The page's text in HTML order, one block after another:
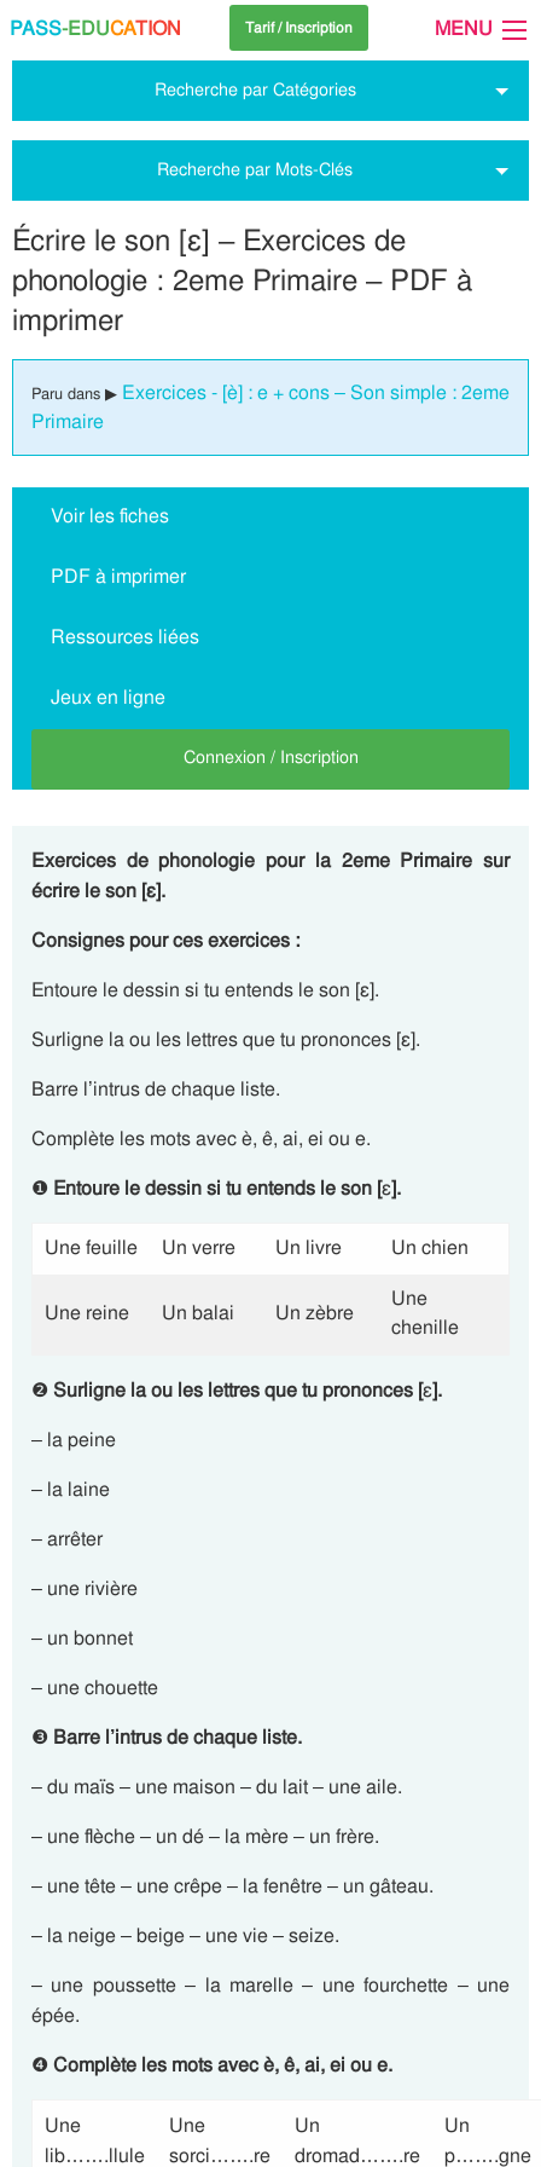
PASS-EDUCATION Tarif / Inscription MENU
Recherche par Catégories
Recherche par Mots-Clés
Écrire le son [ɛ] – Exercices de
phonologie : 2eme Primaire – PDF à
imprimer
Paru dans ▶ Exercices - [è] : e + cons – Son simple : 2eme
Primaire
Voir les fiches
PDF à imprimer
Ressources liées
Jeux en ligne
Connexion / Inscription
Exercices de phonologie pour la 2eme Primaire sur
écrire le son [ɛ].
Consignes pour ces exercices :
Entoure le dessin si tu entends le son [ɛ].
Surligne la ou les lettres que tu prononces [ɛ].
Barre l’intrus de chaque liste.
Complète les mots avec è, ê, ai, ei ou e.
❶ Entoure le dessin si tu entends le son [ɛ].
Une feuille Un verre Un livre Un chien
Une reine Un balai Un zèbre
Une
chenille
❷Surligne la ou les lettres que tu prononces [ɛ].
– la peine
– la laine
– arrêter
– une rivière
– un bonnet
– une chouette
❸ Barre l’intrus de chaque liste.
– du maïs – une maison – du lait – une aile.
– une flèche – un dé – la mère – un frère.
– une tête – une crêpe – la fenêtre – un gâteau.
– la neige – beige – une vie – seize.
– une poussette – la marelle – une fourchette – une
épée.
❹Complète les mots avec è, ê, ai, ei ou e.
Une
lib…….llule
Une
sorci…….re
Un
dromad…….re
Un
p…….gne